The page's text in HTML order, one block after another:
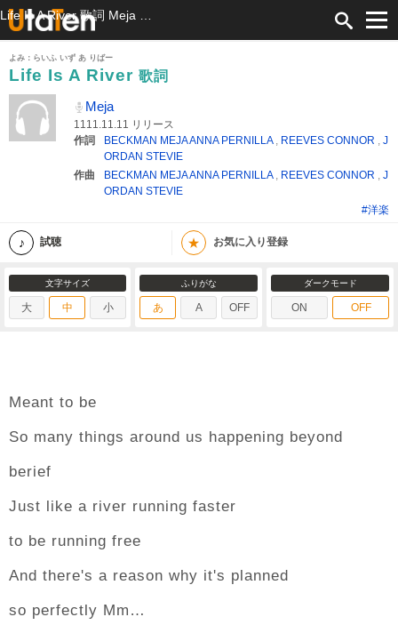
よみ：らいふ いず あ りばー
Life Is A River 歌詞
Meja
1111.11.11 リリース
作詞
BECKMAN MEJA ANNA PERNILLA , REEVES CONNOR , J
ORDAN STEVIE
作曲
BECKMAN MEJA ANNA PERNILLA , REEVES CONNOR , J
ORDAN STEVIE
#洋楽
試聴 ★ お気に入り登録
文字サイズ
大 中 小
ふりがな
あ A OFF
ダークモード
ON OFF
Meant to be
So many things around us happening beyond
berief
Just like a river running faster
to be running free
And there's a reason why it's planned
so perfectly Mm…